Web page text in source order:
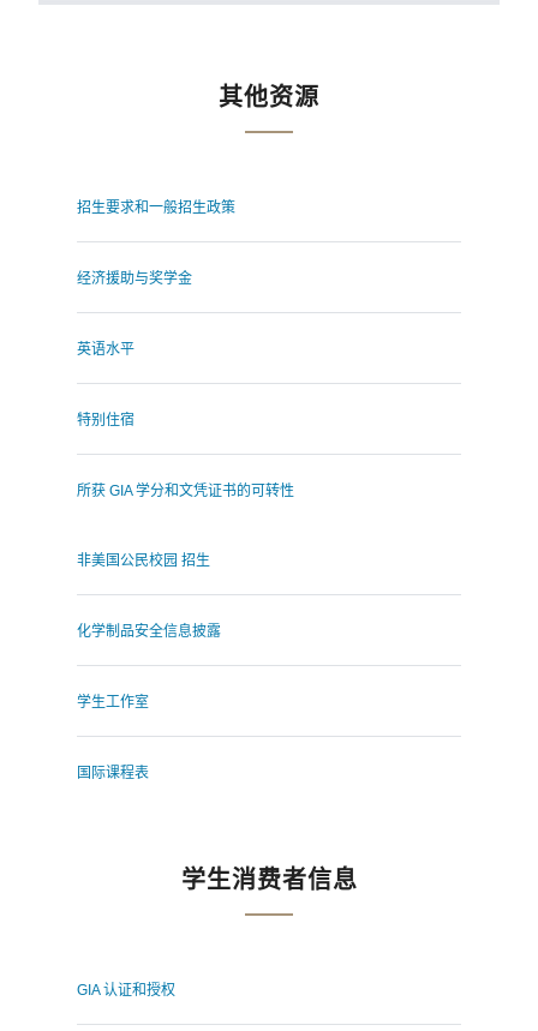
其他资源
招生要求和一般招生政策
经济援助与奖学金
英语水平
特别住宿
所获 GIA 学分和文凭证书的可转性
非美国公民校园 招生
化学制品安全信息披露
学生工作室
国际课程表
学生消费者信息
GIA 认证和授权